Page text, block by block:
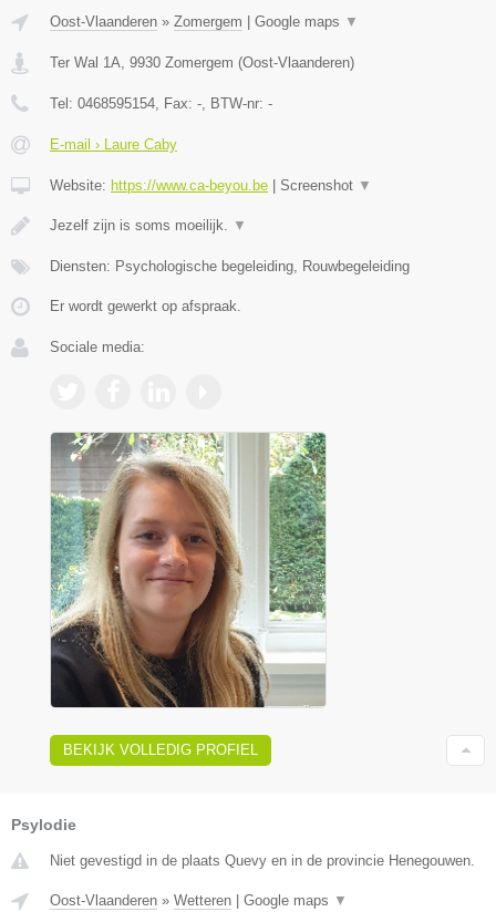
Oost-Vlaanderen » Zomergem Google maps ▼
Ter Wal 1A, 9930 Zomergem (Oost-Vlaanderen)
Tel: 0468595154, Fax: -, BTW-nr: -
E-mail › Laure Caby
Website: https://www.ca-beyou.be Screenshot ▼
Jezelf zijn is soms moeilijk. ▼
Diensten: Psychologische begeleiding, Rouwbegeleiding
Er wordt gewerkt op afspraak.
Sociale media:
BEKIJK VOLLEDIG PROFIEL
Psylodie
Niet gevestigd in de plaats Quevy en in de provincie Henegouwen.
Oost-Vlaanderen » Wetteren Google maps ▼